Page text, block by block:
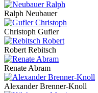
Ralph Neubauer
Christoph Gufler
Robert Rebitsch
Renate Abram
Alexander Brenner-Knoll